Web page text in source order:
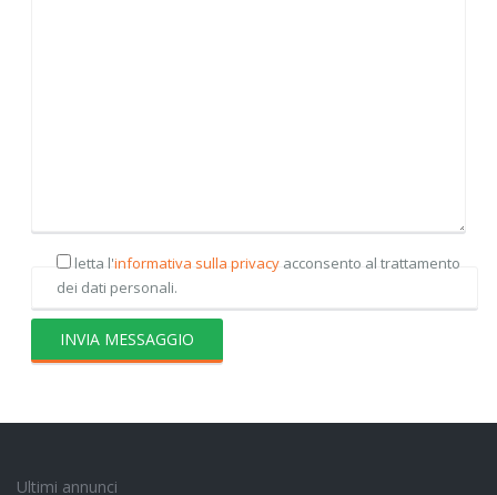
letta l'informativa sulla privacyacconsento al trattamento
dei dati personali.
Ultimi annunci